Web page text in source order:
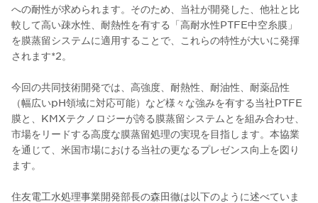
への耐性が求められます。そのため、当社が開発した、他社と比
較して高い疎水性、耐熱性を有する「高耐水性PTFE中空糸膜」
を膜蒸留システムに適用することで、これらの特性が大いに発揮
されます*2。
今回の共同技術開発では、高強度、耐熱性、耐油性、耐薬品性
（幅広いpH領域に対応可能）など様々な強みを有する当社PTFE
膜と、KMXテクノロジーが誇る膜蒸留システムとを組み合わせ、
市場をリードする高度な膜蒸留処理の実現を目指します。本協業
を通じて、米国市場における当社の更なるプレゼンス向上を図り
ます。
住友電工水処理事業開発部長の森田徹は以下のように述べていま